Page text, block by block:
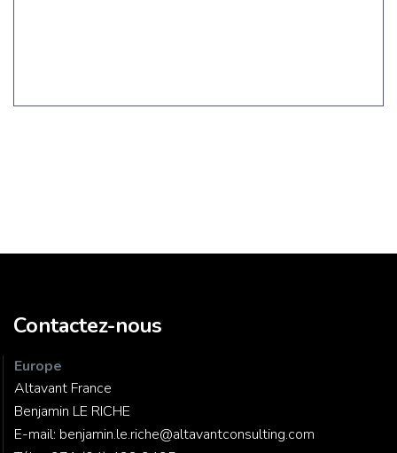
Contactez-nous
Europe
Altavant France
Benjamin LE RICHE
E-mail: benjamin.le.riche@altavantconsulting.com